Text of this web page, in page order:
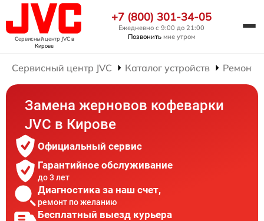
Сервисный центр JVCв
Кирове
+7 (800) 301-34-05
Ежедневно с 9:00 до 21:00
Позвонить мне утром
Сервисный центр JVC Каталог устройств Ремонт
Замена жерновов кофеварки
JVC в Кирове
Официальный сервис
Гарантийное обслуживание
до 3 лет
Диагностика за наш счет,
ремонт по желанию
Бесплатный выезд курьера